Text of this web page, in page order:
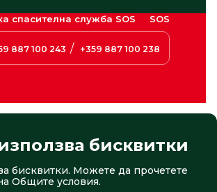
спасителна служба SOS SOS
887 100 243 / +359 887 100 238
права запазени Сайт от:СтудиоХ
бисквитки
бисквитки. Можете да прочетете
Общите условия.